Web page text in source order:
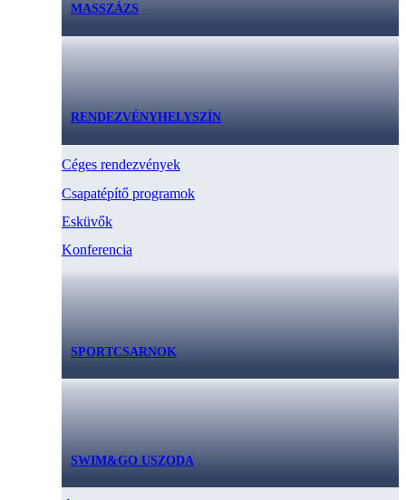
MASSZÁZS
RENDEZVÉNYHELYSZÍN
Céges rendezvények
Csapatépítő programok
Esküvők
Konferencia
SPORTCSARNOK
SWIM&GO USZODA